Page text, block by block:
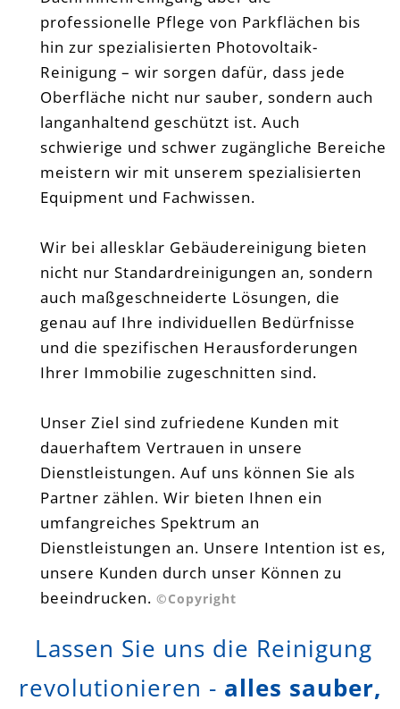
professionelle Pflege von Parkflächen bis
hin zur spezialisierten Photovoltaik-
Reinigung – wir sorgen dafür, dass jede
Oberfläche nicht nur sauber, sondern auch
langanhaltend geschützt ist. Auch
schwierige und schwer zugängliche Bereiche
meistern wir mit unserem spezialisierten
Equipment und Fachwissen.
Wir bei allesklar Gebäudereinigung bieten
nicht nur Standardreinigungen an, sondern
auch maßgeschneiderte Lösungen, die
genau auf Ihre individuellen Bedürfnisse
und die spezifischen Herausforderungen
Ihrer Immobilie zugeschnitten sind.
Unser Ziel sind zufriedene Kunden mit
dauerhaftem Vertrauen in unsere
Dienstleistungen. Auf uns können Sie als
Partner zählen. Wir bieten Ihnen ein
umfangreiches Spektrum an
Dienstleistungen an. Unsere Intention ist es,
unsere Kunden durch unser Können zu
beeindrucken. ©Copyright
Lassen Sie uns die Reinigung
revolutionieren - alles sauber,